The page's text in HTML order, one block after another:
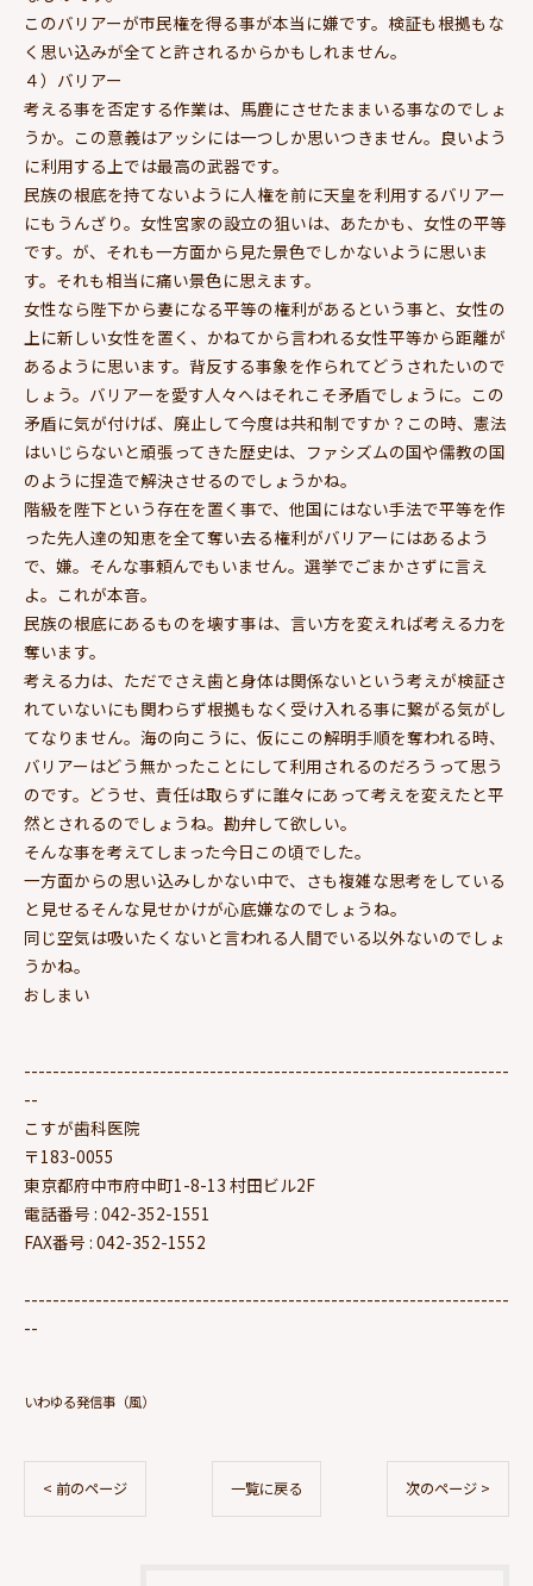
このバリアーが市民権を得る事が本当に嫌です。検証も根拠もな
く思い込みが全てと許されるからかもしれません。
４）バリアー
考える事を否定する作業は、馬鹿にさせたままいる事なのでしょ
うか。この意義はアッシには一つしか思いつきません。良いよう
に利用する上では最高の武器です。
民族の根底を持てないように人権を前に天皇を利用するバリアー
にもうんざり。女性宮家の設立の狙いは、あたかも、女性の平等
です。が、それも一方面から見た景色でしかないように思いま
す。それも相当に痛い景色に思えます。
女性なら陛下から妻になる平等の権利があるという事と、女性の
上に新しい女性を置く、かねてから言われる女性平等から距離が
あるように思います。背反する事象を作られてどうされたいので
しょう。バリアーを愛す人々へはそれこそ矛盾でしょうに。この
矛盾に気が付けば、廃止して今度は共和制ですか？この時、憲法
はいじらないと頑張ってきた歴史は、ファシズムの国や儒教の国
のように捏造で解決させるのでしょうかね。
階級を陛下という存在を置く事で、他国にはない手法で平等を作
った先人達の知恵を全て奪い去る権利がバリアーにはあるよう
で、嫌。そんな事頼んでもいません。選挙でごまかさずに言え
よ。これが本音。
民族の根底にあるものを壊す事は、言い方を変えれば考える力を
奪います。
考える力は、ただでさえ歯と身体は関係ないという考えが検証さ
れていないにも関わらず根拠もなく受け入れる事に繋がる気がし
てなりません。海の向こうに、仮にこの解明手順を奪われる時、
バリアーはどう無かったことにして利用されるのだろうって思う
のです。どうせ、責任は取らずに誰々にあって考えを変えたと平
然とされるのでしょうね。勘弁して欲しい。
そんな事を考えてしまった今日この頃でした。
一方面からの思い込みしかない中で、さも複雑な思考をしている
と見せるそんな見せかけが心底嫌なのでしょうね。
同じ空気は吸いたくないと言われる人間でいる以外ないのでしょ
うかね。
おしまい
--------------------------------------------------------------------
--
こすが歯科医院
〒183-0055
東京都府中市府中町1-8-13 村田ビル2F
電話番号 : 042-352-1551
FAX番号 : 042-352-1552
--------------------------------------------------------------------
--
いわゆる発信事（風）
< 前のページ 一覧に戻る 次のページ >